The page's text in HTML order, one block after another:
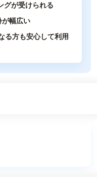
グが受けられる
幅広い
る方も安心して利用